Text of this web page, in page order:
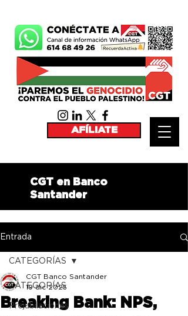
CGT en Banco
Santander
AFÍLIATE
Entrada
CATEGORÍAS
Prejubilaciones
CATEGORÍAS
Breaking Bank: NPS,
CGT Banco Santander
19 dic 2025